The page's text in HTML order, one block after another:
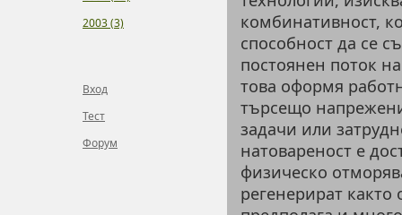
2003 (3)
Вход
Тест
Форум
комбинативност,
способност да се
постоянен поток
това оформя
търсещо
задачи или
натовареност е
физическо
регенерират както